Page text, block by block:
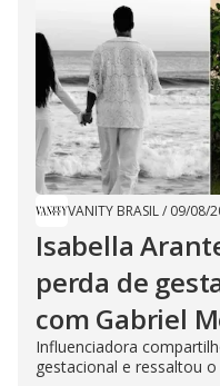
VANITY BRASIL/ 09/08/
Isabella
perda de
com Gabriel
Influenciadora
gestacional e ressaltou